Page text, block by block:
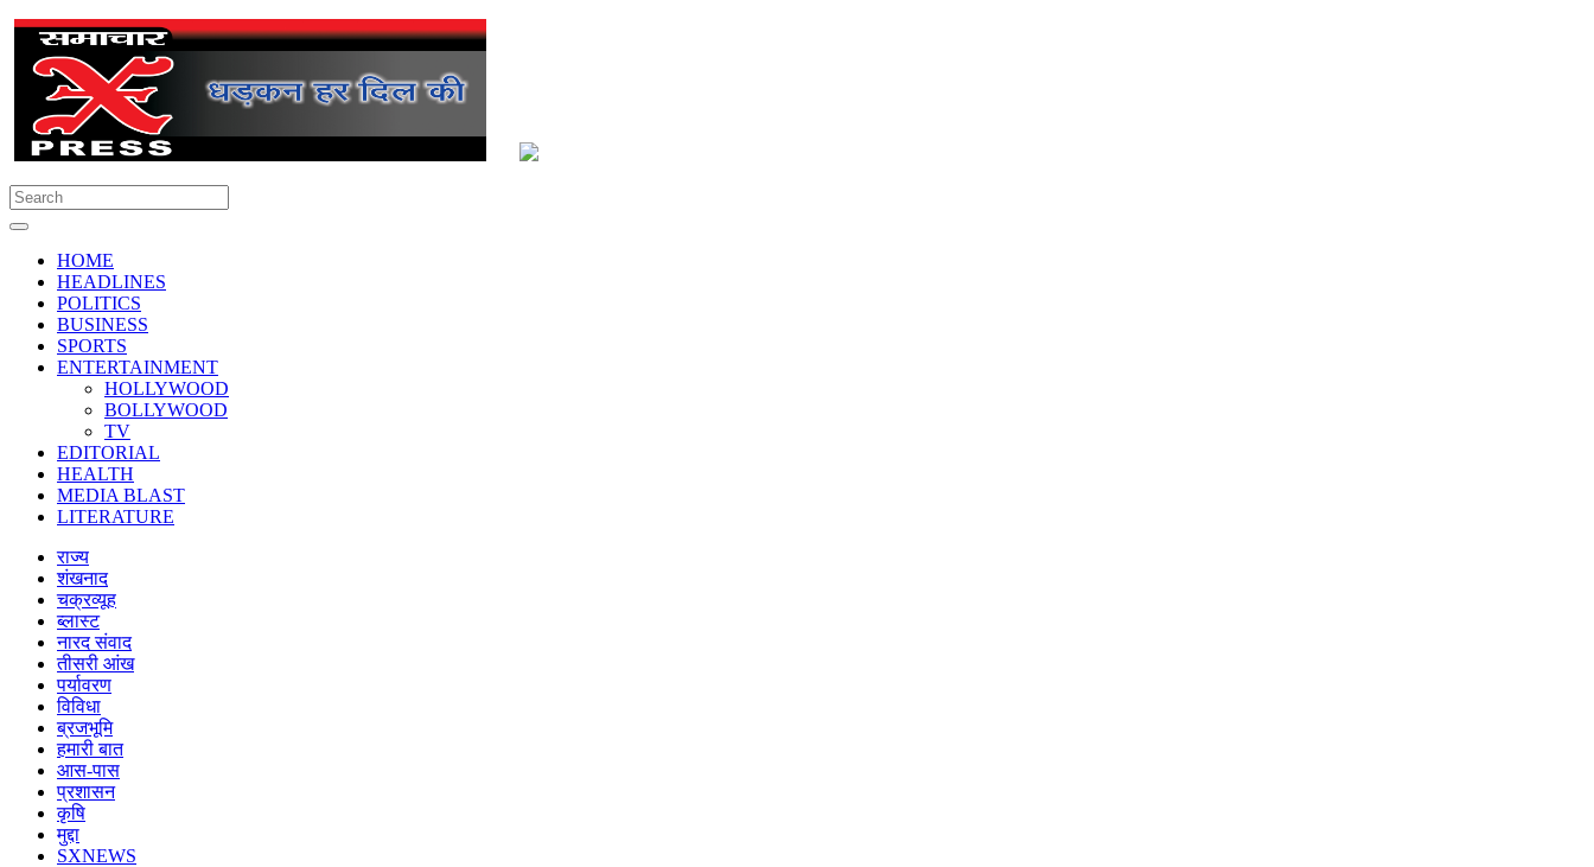
HOME
HEADLINES
POLITICS
BUSINESS
SPORTS
ENTERTAINMENT
HOLLYWOOD
BOLLYWOOD
TV
EDITORIAL
HEALTH
MEDIA BLAST
LITERATURE
राज्य
शंखनाद
चक्रव्यूह
ब्लास्ट
नारद संवाद
तीसरी आंख
पर्यावरण
विविधा
ब्रजभूमि
हमारी बात
आस-पास
प्रशासन
कृषि
मुद्दा
SXNEWS